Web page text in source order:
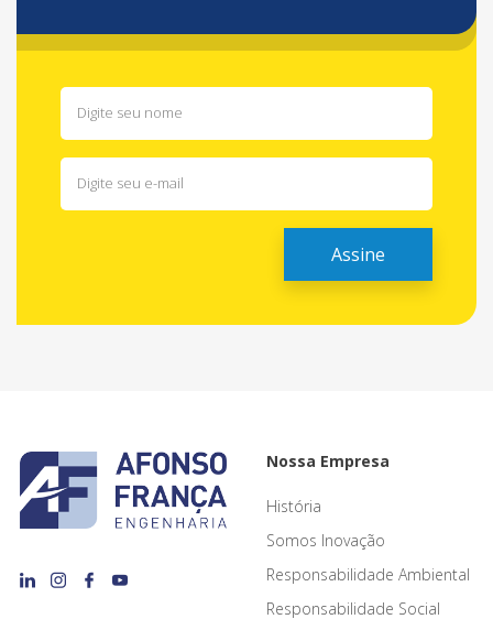
Nossa Empresa
História
Somos Inovação
Responsabilidade Ambiental
Responsabilidade Social